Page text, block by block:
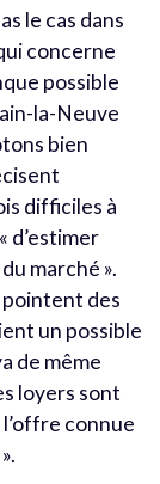
le cas dans
concerne
possible
la-Neuve
bien
difficiles à
d’estimer
marché ».
des
un possible
de même
loyers sont
connue